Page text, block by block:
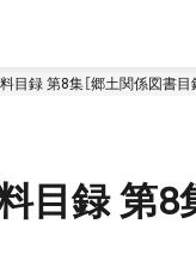
目録 第8集［郷土関係図書目
録 第8